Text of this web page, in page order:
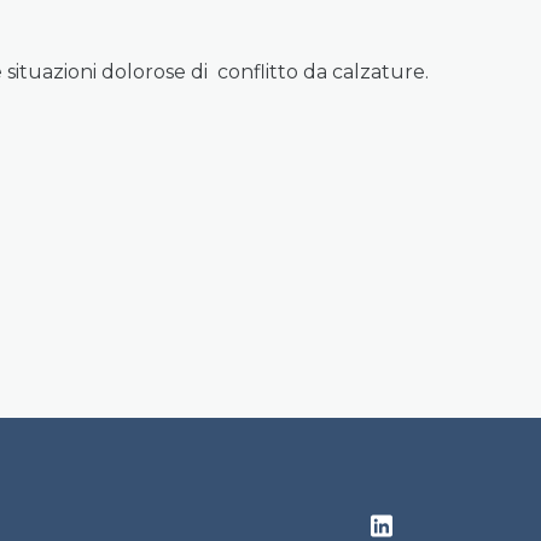
dolorose di conflitto da calzature.